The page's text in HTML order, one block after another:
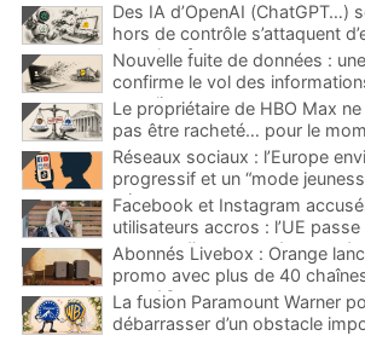
Des IA d’OpenAI (ChatGPT…)
hors de contrôle s’attaquent
une plateforme
Nouvelle fuite de données :
confirme le vol des
ses clients
Le propriétaire de HBO Max
pas être racheté… pour le
Réseaux sociaux : l’Europe
progressif et un “mode
mineurs
Facebook et Instagram
utilisateurs accros : l’UE passe
menace d’une amende record
Abonnés Livebox : Orange
promo avec plus de 40
pour 1€
La fusion Paramount Warner
débarrasser d’un obstacle